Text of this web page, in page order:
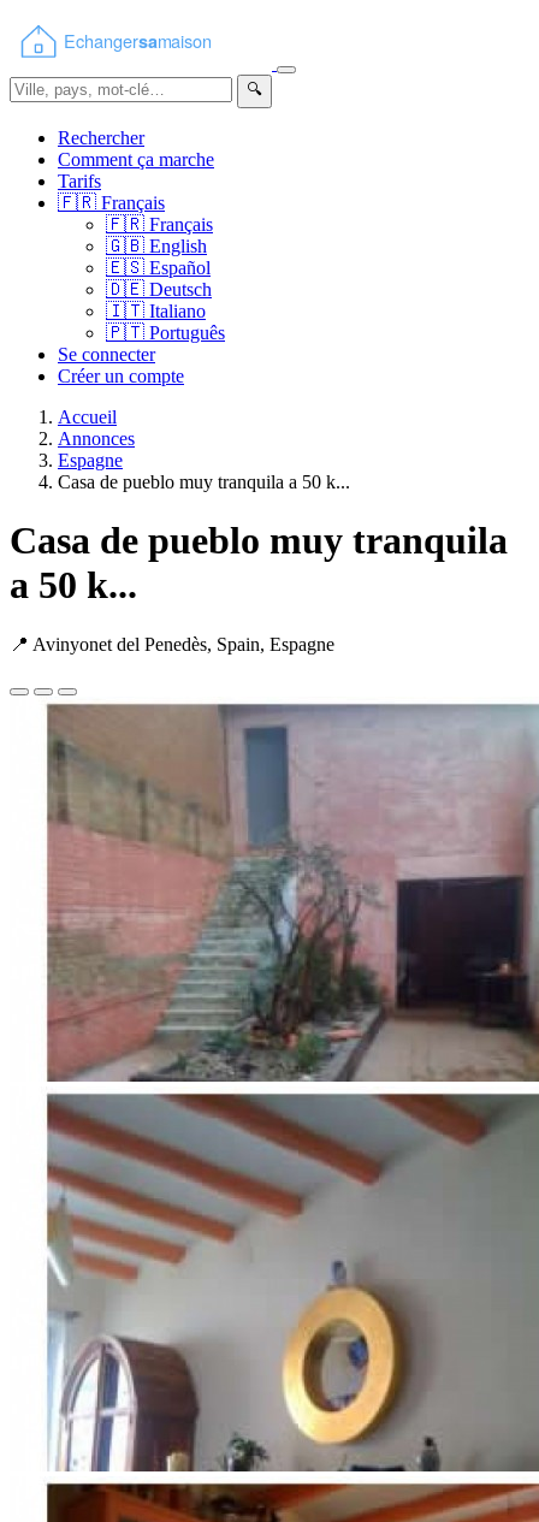
🔍
Rechercher
Comment ça marche
Tarifs
🇫🇷 Français
🇫🇷 Français
🇬🇧 English
🇪🇸 Español
🇩🇪 Deutsch
🇮🇹 Italiano
🇵🇹 Português
Se connecter
Créer un compte
Accueil
Annonces
Espagne
Casa de pueblo muy tranquila a 50 k...
Casa de pueblo muy tranquila
a 50 k...
📍 Avinyonet del Penedès, Spain, Espagne